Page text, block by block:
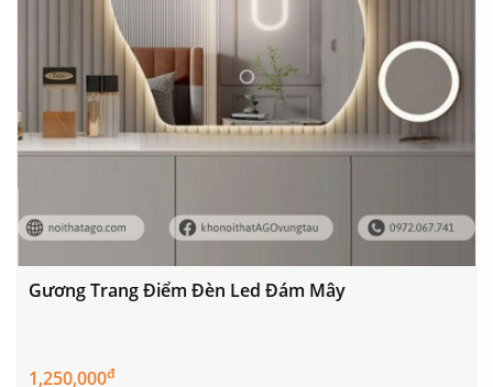
Gương Trang Điểm Đèn Led Đám Mây
1,250,000đ